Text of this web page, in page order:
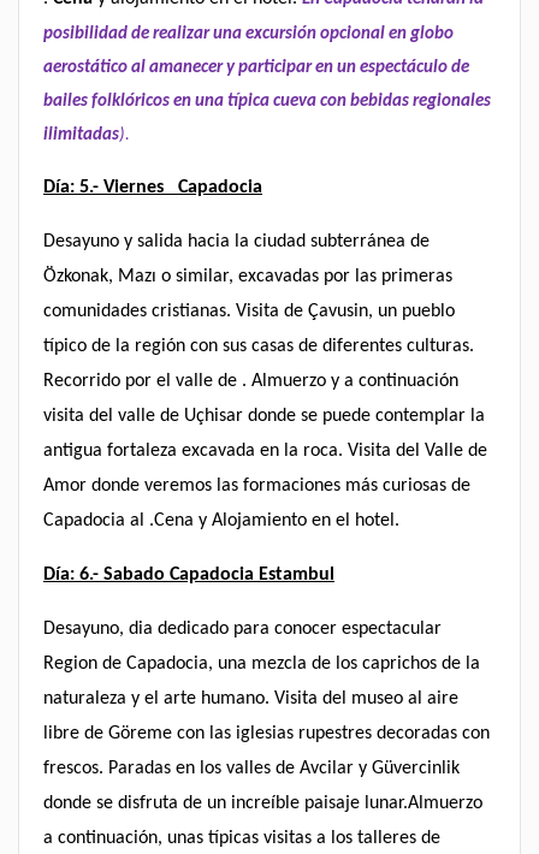
posibilidad de realizar una excursión opcional en globo
aerostático al amanecer y participar en un espectáculo de
bailes folklóricos en una típica cueva con bebidas regionales
ilimitadas).
Día: 5.- Viernes Capadocia
Desayuno y salida hacia la ciudad subterránea de
Özkonak, Mazı o similar, excavadas por las primeras
comunidades cristianas. Visita de Çavusin, un pueblo
típico de la región con sus casas de diferentes culturas.
Recorrido por el valle de . Almuerzo y a continuación
visita del valle de Uçhisar donde se puede contemplar la
antigua fortaleza excavada en la roca. Visita del Valle de
Amor donde veremos las formaciones más curiosas de
Capadocia al .Cena y Alojamiento en el hotel.
Día: 6.- Sabado Capadocia Estambul
Desayuno, dia dedicado para conocer espectacular
Region de Capadocia, una mezcla de los caprichos de la
naturaleza y el arte humano. Visita del museo al aire
libre de Göreme con las iglesias rupestres decoradas con
frescos. Paradas en los valles de Avcilar y Güvercinlik
donde se disfruta de un increíble paisaje lunar.Almuerzo
a continuación, unas típicas visitas a los talleres de